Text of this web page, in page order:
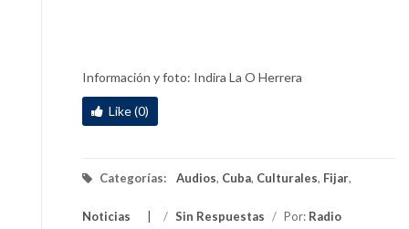
Información y foto: Indira La O Herrera
Like (0)
Categorías: Audios, Cuba, Culturales, Fijar,
Noticias / Sin Respuestas / Por: Radio